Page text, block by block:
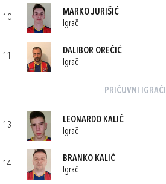
10
MARKO JURIŠIĆ
Igrač
11
DALIBOR OREČIĆ
Igrač
PRIČUVNI IGRAČI
13
LEONARDO KALIĆ
Igrač
14
BRANKO KALIĆ
Igrač